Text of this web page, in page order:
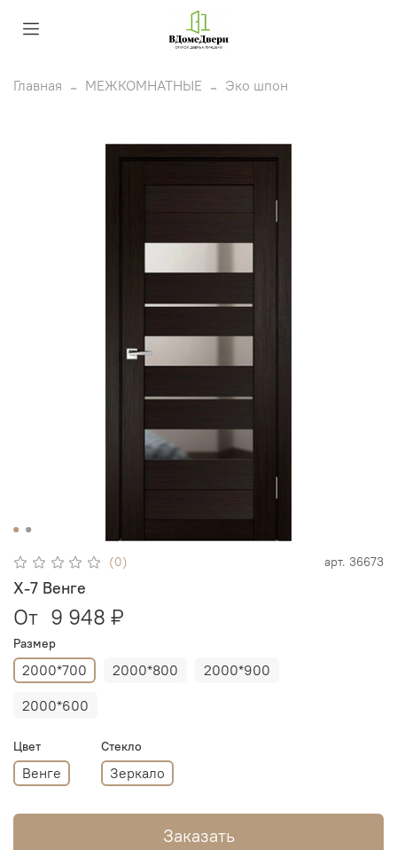
Главная МЕЖКОМНАТНЫЕ Эко шпон
(0) арт. 36673
X-7 Венге
От 9 948 ₽
Размер
2000*700 2000*800
2000*900
2000*600
Цвет
Венге
Стекло
Зеркало
Заказать